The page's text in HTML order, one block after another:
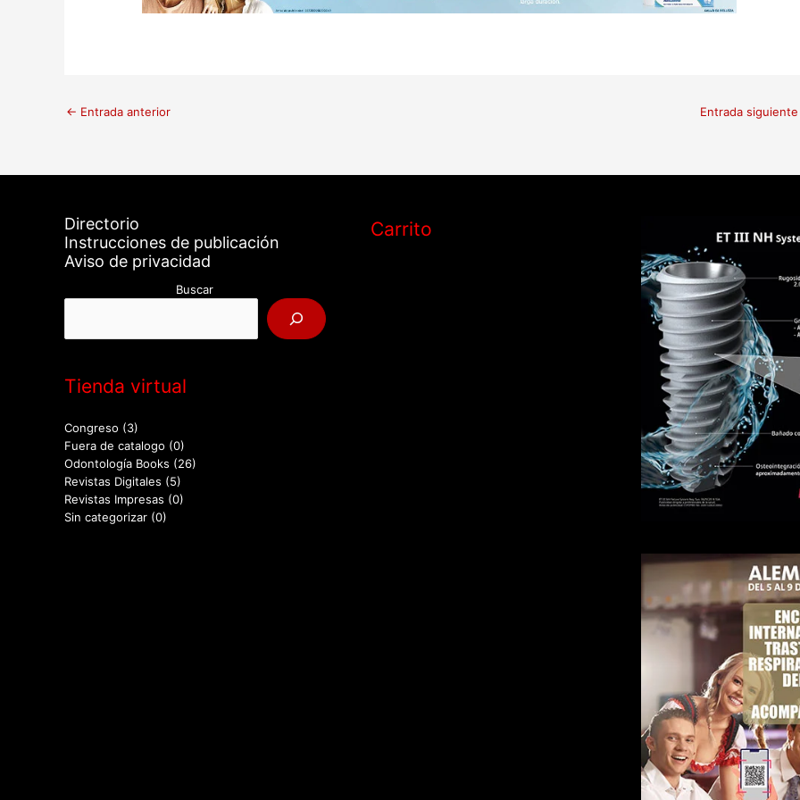
← Entrada anterior Entrada
Directorio
Instrucciones de publicación
Aviso de privacidad
Buscar
Tienda virtual
Congreso (3)
Fuera de catalogo (0)
Odontología Books (26)
Revistas Digitales (5)
Revistas Impresas (0)
Sin categorizar (0)
Carrito